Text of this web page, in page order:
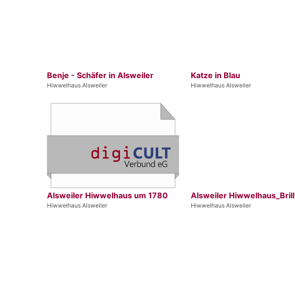
Benje - Schäfer in Alsweiler
Hiwwelhaus Alsweiler
Katze in Blau
Hiwwelhaus Alsweiler
Alsweiler Hiwwelhaus um 1780
Hiwwelhaus Alsweiler
Alsweiler Hiwwelhaus_Brill
Hiwwelhaus Alsweiler